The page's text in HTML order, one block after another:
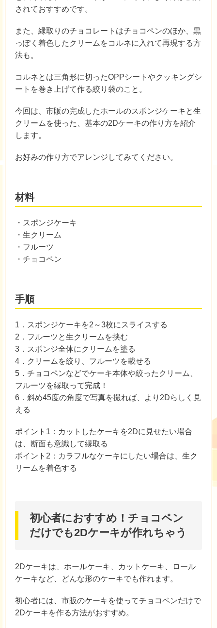
されておすすめです。
また、縁取りのチョコレートはチョコペンのほか、黒
っぽく着色したクリームをコルネに入れて再現する方
法も。
コルネとは三角形に切ったOPPシートやクッキングシ
ートを巻き上げて作る絞り袋のこと。
今回は、市販の完成したホールのスポンジケーキと生
クリームを使った、基本の2Dケーキの作り方を紹介
します。
お好みの作り方でアレンジしてみてください。
材料
・スポンジケーキ
・生クリーム
・フルーツ
・チョコペン
手順
1．スポンジケーキを2～3枚にスライスする
2．フルーツと生クリームを挟む
3．スポンジ全体にクリームを塗る
4．クリームを絞り、フルーツを載せる
5．チョコペンなどでケーキ本体や絞ったクリーム、
フルーツを縁取って完成！
6．斜め45度の角度で写真を撮れば、より2Dらしく見
える
ポイント1：カットしたケーキを2Dに見せたい場合
は、断面も意識して縁取る
ポイント2：カラフルなケーキにしたい場合は、生ク
リームを着色する
初心者におすすめ！チョコペン
だけでも2Dケーキが作れちゃう
2Dケーキは、ホールケーキ、カットケーキ、ロール
ケーキなど、どんな形のケーキでも作れます。
初心者には、市販のケーキを使ってチョコペンだけで
2Dケーキを作る方法がおすすめ。